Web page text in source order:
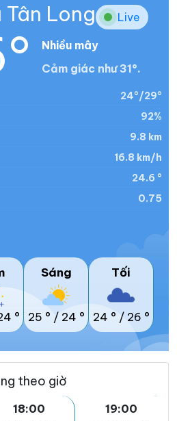
Long Live
Nhiều mây
Cảm giác như 31°.
24°/29°
92%
9.8 km
16.8 km/h
24.6 °
0.75
°
Sáng
25 ° / 24 °
Tối
24 ° / 26 °
theo giờ
18:00
19:00